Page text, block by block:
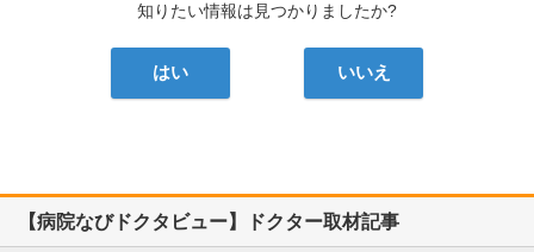
知りたい情報は見つかりましたか?
はい いいえ
【病院なびドクタビュー】ドクター取材記事